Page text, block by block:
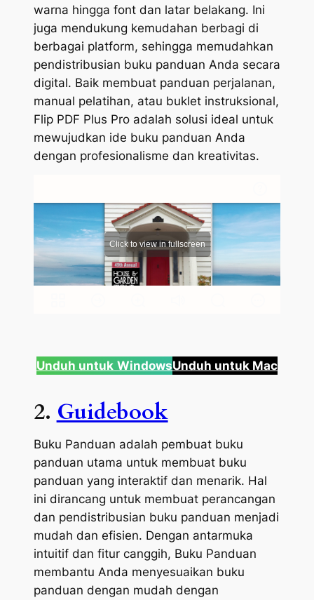
warna hingga font dan latar belakang. Ini
juga mendukung kemudahan berbagi di
berbagai platform, sehingga memudahkan
pendistribusian buku panduan Anda secara
digital. Baik membuat panduan perjalanan,
manual pelatihan, atau buklet instruksional,
Flip PDF Plus Pro adalah solusi ideal untuk
mewujudkan ide buku panduan Anda
dengan profesionalisme dan kreativitas.
Unduh untuk WindowsUnduh untuk Mac
2. Guidebook
Buku Panduan adalah pembuat buku
panduan utama untuk membuat buku
panduan yang interaktif dan menarik. Hal
ini dirancang untuk membuat perancangan
dan pendistribusian buku panduan menjadi
mudah dan efisien. Dengan antarmuka
intuitif dan fitur canggih, Buku Panduan
membantu Anda menyesuaikan buku
panduan dengan mudah dengan